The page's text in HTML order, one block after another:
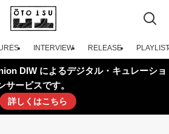
INTERVIEW RELEASE PLAYLIST
DIW によるデジタル・キュレーショ
サービスです。
詳しくはこちら